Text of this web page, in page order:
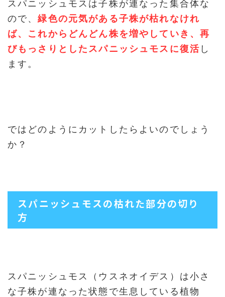
スパニッシュモスは子株が連なった集合体な
ので、緑色の元気がある子株が枯れなけれ
ば、これからどんどん株を増やしていき、再
びもっさりとしたスパニッシュモスに復活 し
ます。
ではどのようにカットしたらよいのでしょう
か？
スパニッシュモスの枯れた部分の切り
方
スパニッシュモス（ウスネオイデス）は小さ
な子株が連なった状態で生息している植物